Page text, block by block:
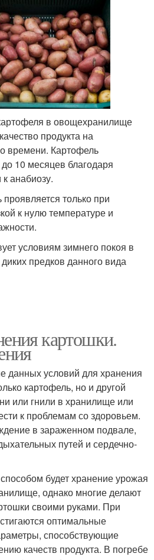
в овощехранилище
продукта на
времени. Картофель
10 месяцев благодаря
анабиозу.
только при
к нулю температуре и
условиям зимнего покоя в
предков данного вида
картошки.
данных условий для хранения
картофель, но и другой
или гнили в хранилище или
к проблемам со здоровьем.
в зараженном подвале,
путей и сердечно-
будет хранение урожая
однако многие делают
своими руками. При
оптимальные
способствующие
качеств продукта. В погребе